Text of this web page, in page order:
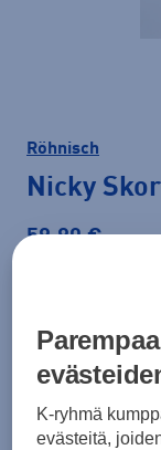
Röhnisch
Nicky
59,90 €
XS S
K-ryhmä
evästeitä,